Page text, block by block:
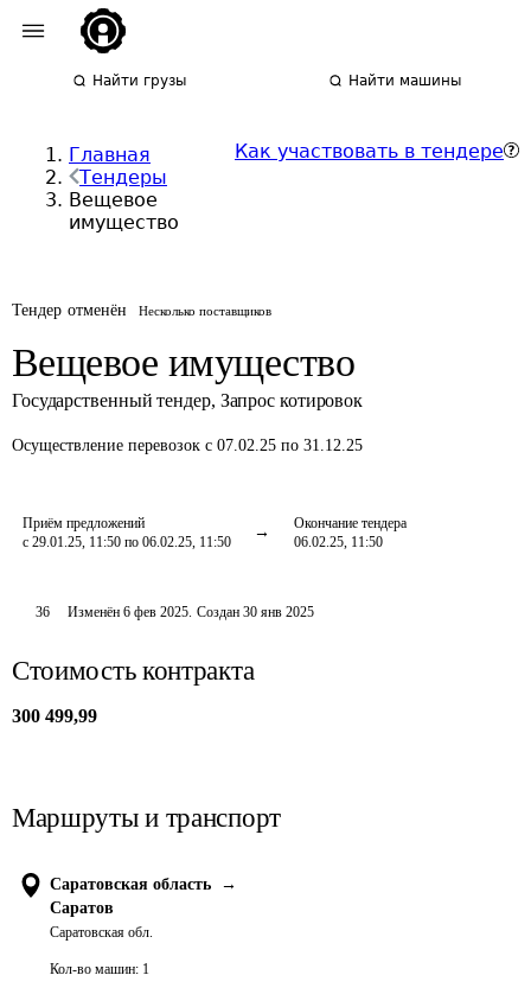
Найти грузы Найти машины
Главная
Тендеры
Вещевое
имущество
Как участвовать в тендере
Тендер отменён Несколько поставщиков
Вещевое имущество
Государственный тендер, Запрос котировок
Осуществление перевозок с 07.02.25 по 31.12.25
Приём предложений
с 29.01.25, 11:50 по 06.02.25, 11:50
Окончание тендера
06.02.25, 11:50
36 Изменён6 фев 2025. Создан 30 янв 2025
Стоимость контракта
300 499,99
Маршруты и транспорт
Саратовская область
→
Саратов
Саратовская обл.
Кол-во машин: 1